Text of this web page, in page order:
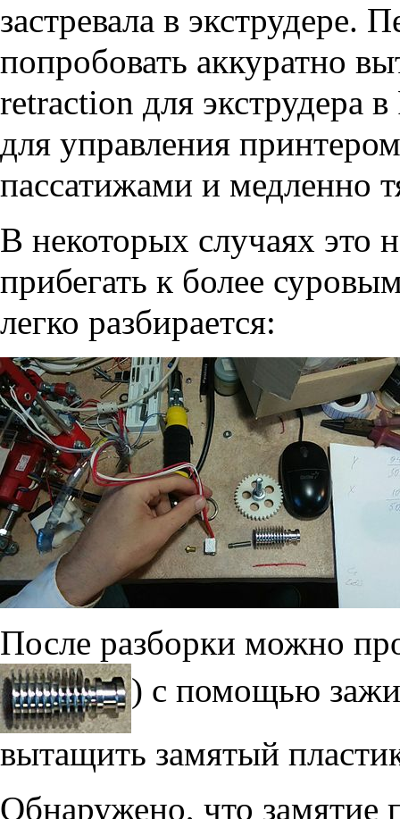
застревала в экструдере.
попробовать аккуратно
retraction для экструдера
для управления
пассатижами и медленно
В некоторых случаях это
прибегать к более
легко разбирается:
После разборки можно
) с помощью
вытащить замятый
Обнаружено, что замятие